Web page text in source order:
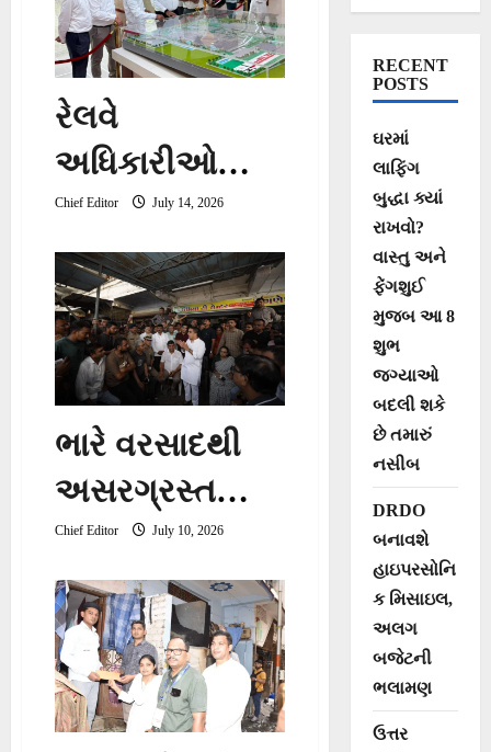
રેલવે
અધિકારીઓ
અને હોન્ડા
મેનેજમેન્ટ વચ્ચે
ઉચ્ચ સ્તરની
બેઠક યોજાઈ
Chief Editor July 14, 2026
ભારે વરસાદથી
અસરગ્રસ્ત
માર્કેટની મુલાકાત
લેતા નાયબ
મુખ્યમંત્રી હર્ષ
સંઘવી
Chief Editor July 10, 2026
RECENT
POSTS
ઘરમાં
લાફિંગ
બુદ્ધા ક્યાં
રાખવો?
વાસ્તુ અને
ફેંગશુઈ
મુજબ આ 8
શુભ
જગ્યાઓ
બદલી શકે
છે તમારું
નસીબ
DRDO
બનાવશે
હાઇપરસોનિ
ક મિસાઇલ,
અલગ
બજેટની
ભલામણ
ઉત્તર